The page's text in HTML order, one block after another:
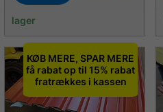
lager
KØB MERE, SPAR MERE
få rabat op til 15% rabat
fratrækkes i kassen